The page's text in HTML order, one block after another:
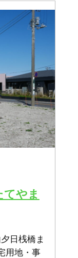
てやま
日桟橋ま
用地・事